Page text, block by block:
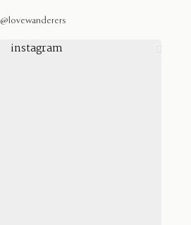
@lovewanderers